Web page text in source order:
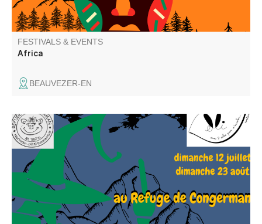
FESTIVALS & EVENTS
Africa
BEAUVEZER-EN
Elli la conteuse et l'équipe du refuge vous proposent une
repas contes ou un café gourmand contes. Balade
recommandée aux bons marcheurs